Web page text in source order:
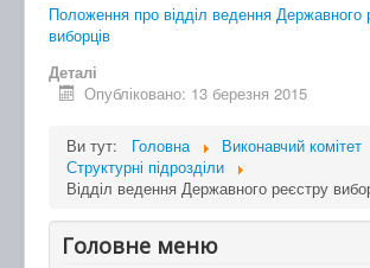
Положення про відділ ведення Державного
виборців
Деталі
Опубліковано: 13 березня 2015
Ви тут: Головна
Виконавчий комітет
Структурні підрозділи
Відділ ведення Державного реєстру
Головне меню